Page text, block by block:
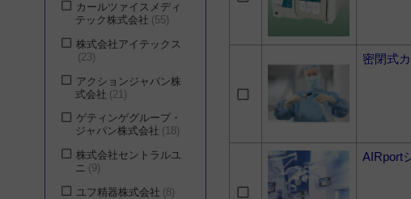
カールツァイスメディ
テック株式会社 55
株式会社アイテックス
23
アクションジャパン株
式会社 21
ゲティンゲグループ・
ジャパン株式会社 18
株式会社セントラルユ
ニ 9
ユフ精器株式会社 8
密閉式
AIRport